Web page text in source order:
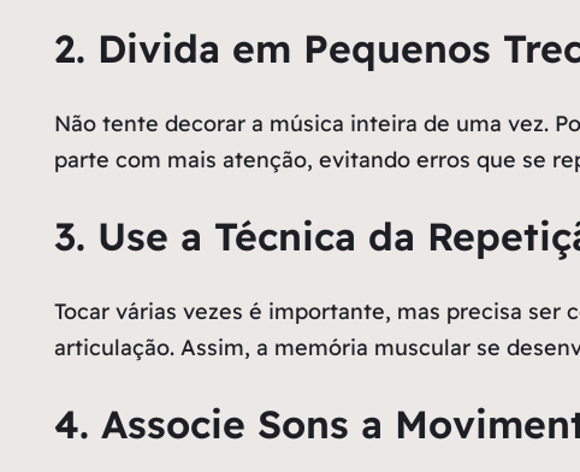
2. Divida em Pequenos
Não tente decorar a música inteira de uma vez.
parte com mais atenção, evitando erros que se
3. Use a Técnica da
Tocar várias vezes é importante, mas precisa
articulação. Assim, a memória muscular se
4. Associe Sons a